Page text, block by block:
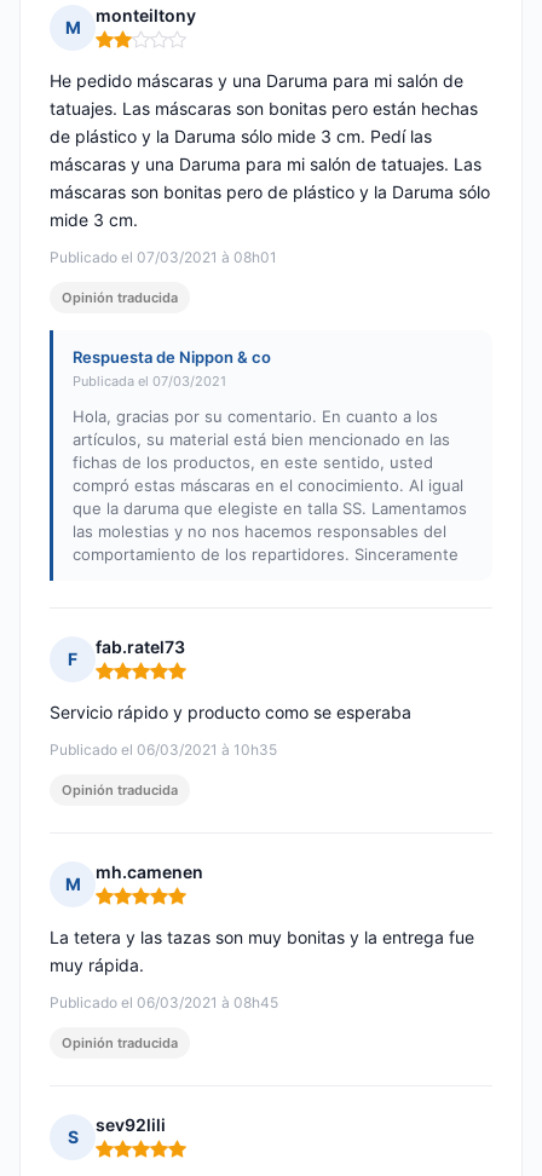
M
monteiltony
Nota: 2 de 5
Publicado el 07/03/2021 à 08h01
He pedido máscaras y una Daruma para mi salón de
tatuajes. Las máscaras son bonitas pero están hechas
de plástico y la Daruma sólo mide 3 cm. Pedí las
máscaras y una Daruma para mi salón de tatuajes. Las
máscaras son bonitas pero de plástico y la Daruma sólo
mide 3 cm.
Opinión traducida
Respuesta de Nippon & co
Publicada el 07/03/2021
Hola, gracias por su comentario. En cuanto a los
artículos, su material está bien mencionado en las
fichas de los productos, en este sentido, usted
compró estas máscaras en el conocimiento. Al igual
que la daruma que elegiste en talla SS. Lamentamos
las molestias y no nos hacemos responsables del
comportamiento de los repartidores. Sinceramente
F
fab.ratel73
Nota: 5 de 5
Publicado el 06/03/2021 à 10h35
Servicio rápido y producto como se esperaba
Opinión traducida
M
mh.camenen
Nota: 5 de 5
Publicado el 06/03/2021 à 08h45
La tetera y las tazas son muy bonitas y la entrega fue
muy rápida.
Opinión traducida
S
sev92lili
Nota: 5 de 5